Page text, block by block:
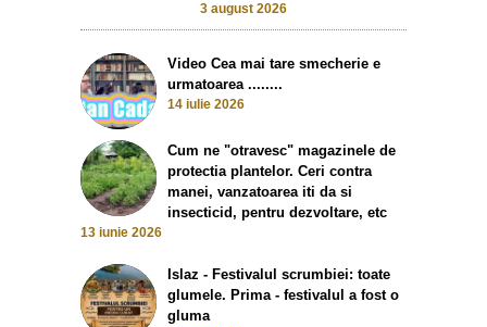
3 august 2026
Video Cea mai tare smecherie e
urmatoarea ........
14 iulie 2026
Cum ne "otravesc" magazinele de
protectia plantelor. Ceri contra
manei, vanzatoarea iti da si
insecticid, pentru dezvoltare, etc
13 iunie 2026
Islaz - Festivalul scrumbiei: toate
glumele. Prima - festivalul a fost o
gluma